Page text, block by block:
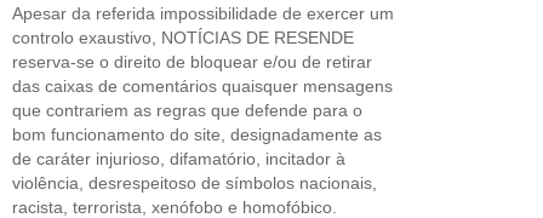
Apesar da referida impossibilidade de exercer um
controlo exaustivo, NOTÍCIAS DE RESENDE
reserva-se o direito de bloquear e/ou de retirar
das caixas de comentários quaisquer mensagens
que contrariem as regras que defende para o
bom funcionamento do site, designadamente as
de caráter injurioso, difamatório, incitador à
violência, desrespeitoso de símbolos nacionais,
racista, terrorista, xenófobo e homofóbico.